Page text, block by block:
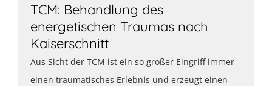
TCM: Behandlung des
energetischen Traumas nach
Kaiserschnitt
Aus Sicht der TCM ist ein so großer Eingriff immer
einen traumatisches Erlebnis und erzeugt einen